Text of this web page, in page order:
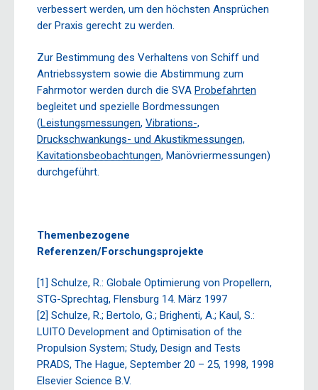
verbessert werden, um den höchsten Ansprüchen
der Praxis gerecht zu werden.
Zur Bestimmung des Verhaltens von Schiff und
Antriebssystem sowie die Abstimmung zum
Fahrmotor werden durch die SVA Probefahrten
begleitet und spezielle Bordmessungen
(Leistungsmessungen, Vibrations-,
Druckschwankungs- und Akustikmessungen,
Kavitationsbeobachtungen, Manövriermessungen)
durchgeführt.
Themenbezogene
Referenzen/Forschungsprojekte
[1] Schulze, R.: Globale Optimierung von Propellern,
STG-Sprechtag, Flensburg 14. März 1997
[2] Schulze, R.; Bertolo, G.; Brighenti, A.; Kaul, S.:
LUITO Development and Optimisation of the
Propulsion System; Study, Design and Tests
PRADS, The Hague, September 20 – 25, 1998, 1998
Elsevier Science B.V.